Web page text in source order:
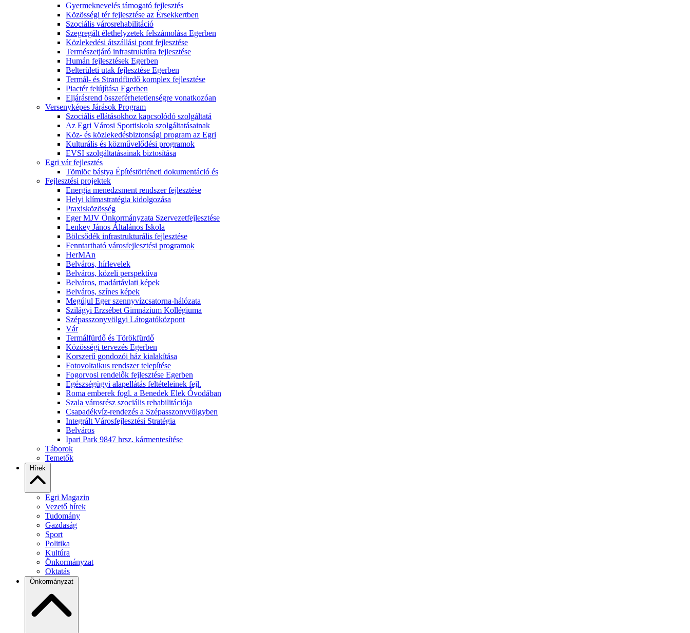
Gyermeknevelés támogató fejlesztés
Közösségi tér fejlesztése az Érsekkertben
Szociális városrehabilitáció
Szegregált élethelyzetek felszámolása Egerben
Közlekedési átszállási pont fejlesztése
Természetjáró infrastruktúra fejlesztése
Humán fejlesztések Egerben
Belterületi utak fejlesztése Egerben
Termál- és Strandfürdő komplex fejlesztése
Piactér felújítása Egerben
Eljárásrend összeférhetetlenségre vonatkozóan
Versenyképes Járások Program
Szociális ellátásokhoz kapcsolódó szolgáltatá
Az Egri Városi Sportiskola szolgáltatásainak
Köz- és közlekedésbiztonsági program az Egri
Kulturális és közművelődési programok
EVSI szolgáltatásainak biztosítása
Egri vár fejlesztés
Tömlöc bástya Építéstörténeti dokumentáció és
Fejlesztési projektek
Energia menedzsment rendszer fejlesztése
Helyi klímastratégia kidolgozása
Praxisközösség
Eger MJV Önkormányzata Szervezetfejlesztése
Lenkey János Általános Iskola
Bölcsődék infrastrukturális fejlesztése
Fenntartható városfejlesztési programok
HerMAn
Belváros, hírlevelek
Belváros, közeli perspektíva
Belváros, madártávlati képek
Belváros, színes képek
Megújul Eger szennyvízcsatorna-hálózata
Szilágyi Erzsébet Gimnázium Kollégiuma
Szépasszonyvölgyi Látogatóközpont
Vár
Termálfürdő és Törökfürdő
Közösségi tervezés Egerben
Korszerű gondozói ház kialakítása
Fotovoltaikus rendszer telepítése
Fogorvosi rendelők fejlesztése Egerben
Egészségügyi alapellátás feltételeinek fejl.
Roma emberek fogl. a Benedek Elek Óvodában
Szala városrész szociális rehabilitációja
Csapadékvíz-rendezés a Szépasszonyvölgyben
Integrált Városfejlesztési Stratégia
Belváros
Ipari Park 9847 hrsz. kármentesítése
Táborok
Temetők
Hírek
Egri Magazin
Vezető hírek
Tudomány
Gazdaság
Sport
Politika
Kultúra
Önkormányzat
Oktatás
Önkormányzat